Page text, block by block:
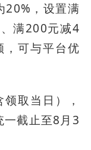
20%，设置满
满200元减4
可与平台优
取当日），
一截止至8月3